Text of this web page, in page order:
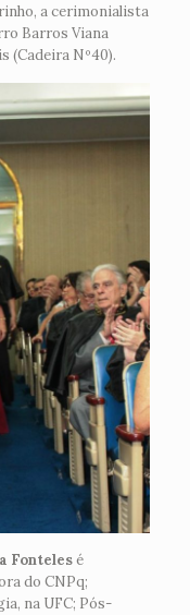
a cerimonialista
Barros Viana
(Cadeira Nº40).
Fontelesé
do CNPq;
na UFC; Pós-